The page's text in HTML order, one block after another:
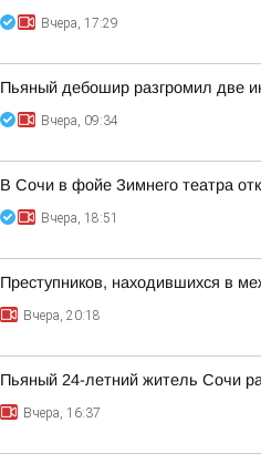
Вчера, 17:29
Пьяный дебошир разгромил две
Вчера, 09:34
В Сочи в фойе Зимнего театра
Вчера, 18:51
Преступников, находившихся в
Вчера, 20:18
Пьяный 24-летний житель Сочи
Вчера, 16:37